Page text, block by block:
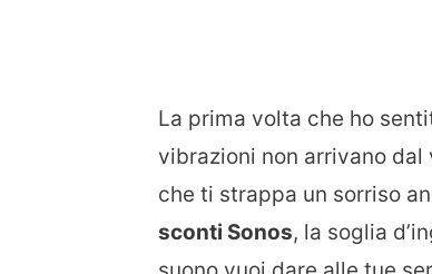
La prima volta che ho
vibrazioni non arrivano dal
che ti strappa un sorriso
sconti Sonos, la soglia